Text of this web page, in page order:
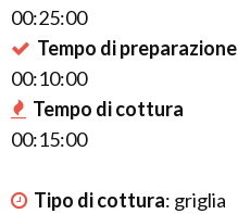
00:25:00
Tempo di preparazione
00:10:00
Tempo di cottura
00:15:00
Tipo di cottura: griglia